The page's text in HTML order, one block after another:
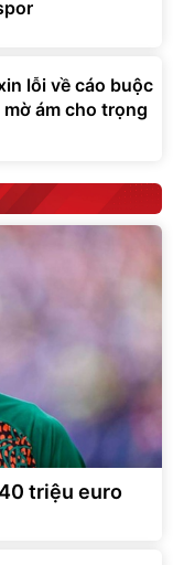
lỗi về cáo buộc
ám cho trọng
triệu euro